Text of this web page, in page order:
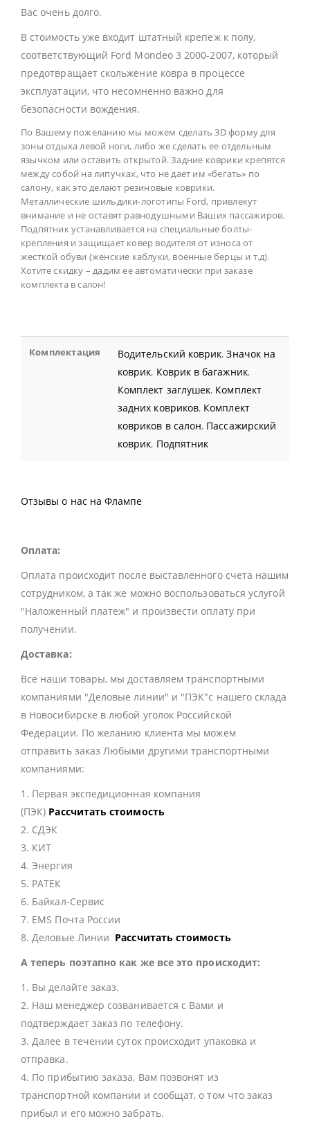
Вас очень долго.
В стоимость уже входит штатный крепеж к полу,
соответствующий Ford Mondeo 3 2000-2007, который
предотвращает скольжение ковра в процессе
эксплуатации, что несомненно важно для
безопасности вождения.
По Вашему пожеланию мы можем сделать 3D форму для
зоны отдыха левой ноги, либо же сделать ее отдельным
язычком или оставить открытой. Задние коврики крепятся
между собой на липучках, что не дает им «бегать» по
салону, как это делают резиновые коврики.
Металлические шильдики-логотипы Ford, привлекут
внимание и не оставят равнодушными Ваших пассажиров.
Подпятник устанавливается на специальные болты-
крепления и защищает ковер водителя от износа от
жесткой обуви (женские каблуки, военные берцы и т.д).
Хотите скидку – дадим ее автоматически при заказе
комплекта в салон!
Комплектация Водительский коврик,Значок на
коврик, Коврик в багажник,
Комплект заглушек, Комплект
задних ковриков, Комплект
ковриков в салон, Пассажирский
коврик, Подпятник
Отзывы о нас на Флампе
Оплата:
Оплата происходит после выставленного счета нашим
сотрудником, а так же можно воспользоваться услугой
"Наложенный платеж" и произвести оплату при
получении.
Доставка:
Все наши товары, мы доставляем транспортными
компаниями "Деловые линии" и "ПЭК"с нашего склада
в Новосибирске в любой уголок Российской
Федерации. По желанию клиента мы можем
отправить заказ Любыми другими транспортными
компаниями:
1. Первая экспедиционная компания
(ПЭК) Рассчитать стоимость
2. СДЭК
3. КИТ
4. Энергия
5. РАТЕК
6. Байкал-Сервис
7. EMS Почта России
8. Деловые Линии Рассчитать стоимость
А теперь поэтапно как же все это происходит:
1. Вы делайте заказ.
2. Наш менеджер созванивается с Вами и
подтверждает заказ по телефону.
3. Далее в течении суток происходит упаковка и
отправка.
4. По прибытию заказа, Вам позвонят из
транспортной компании и сообщат, о том что заказ
прибыл и его можно забрать.